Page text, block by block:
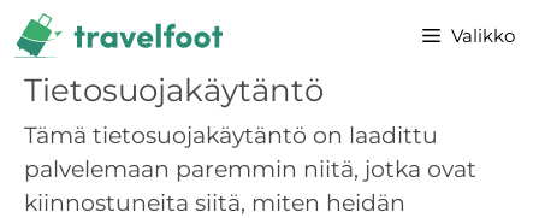
Siirry
sisältöön
Valikko
Tietosuojakäytäntö
Tämä tietosuojakäytäntö on laadittu
palvelemaan paremmin niitä, jotka ovat
kiinnostuneita siitä, miten heidän